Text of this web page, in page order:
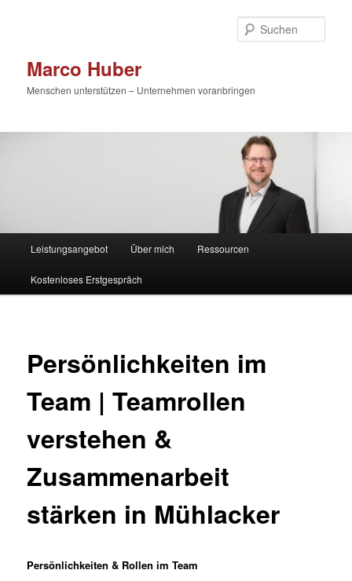
Marco Huber
Menschen unterstützen – Unternehmen voranbringen
Leistungsangebot Über mich Ressourcen
Kostenloses Erstgespräch
Persönlichkeiten im
Team | Teamrollen
verstehen &
Zusammenarbeit
stärken in Mühlacker
Persönlichkeiten & Rollen im Team